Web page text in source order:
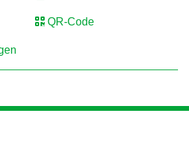
QR-Code